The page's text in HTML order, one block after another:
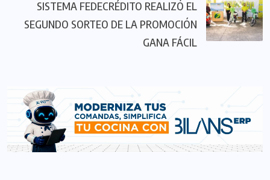
SISTEMA FEDECRÉDITO REALIZÓ EL
SEGUNDO SORTEO DE LA PROMOCIÓN
GANA FÁCIL